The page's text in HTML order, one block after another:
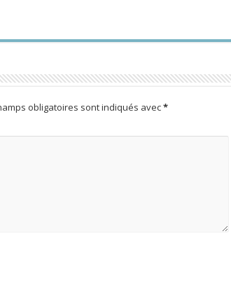
obligatoires sont indiqués avec*